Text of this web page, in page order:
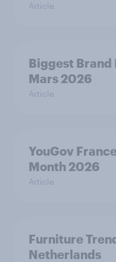
Article
Biggest Brand
Mars 2026
Article
YouGov
Month 2026
Article
Furniture
Netherlands